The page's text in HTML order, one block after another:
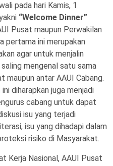
pada hari Kamis, 1
“Welcome Dinner”
Pusat maupun Perwakilan
pertama ini merupakan
agar untuk menjalin
mengenal satu sama
maupun antar AAUI Cabang.
diharapkan juga menjadi
cabang untuk dapat
isu yang terjadi
isu yang dihadapi dalam
risiko di Masyarakat.
Kerja Nasional, AAUI Pusat